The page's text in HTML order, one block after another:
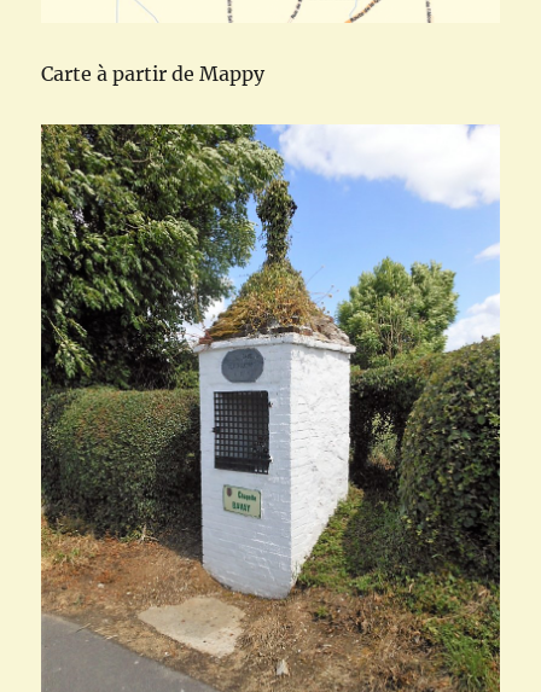
Carte à partir de Mappy